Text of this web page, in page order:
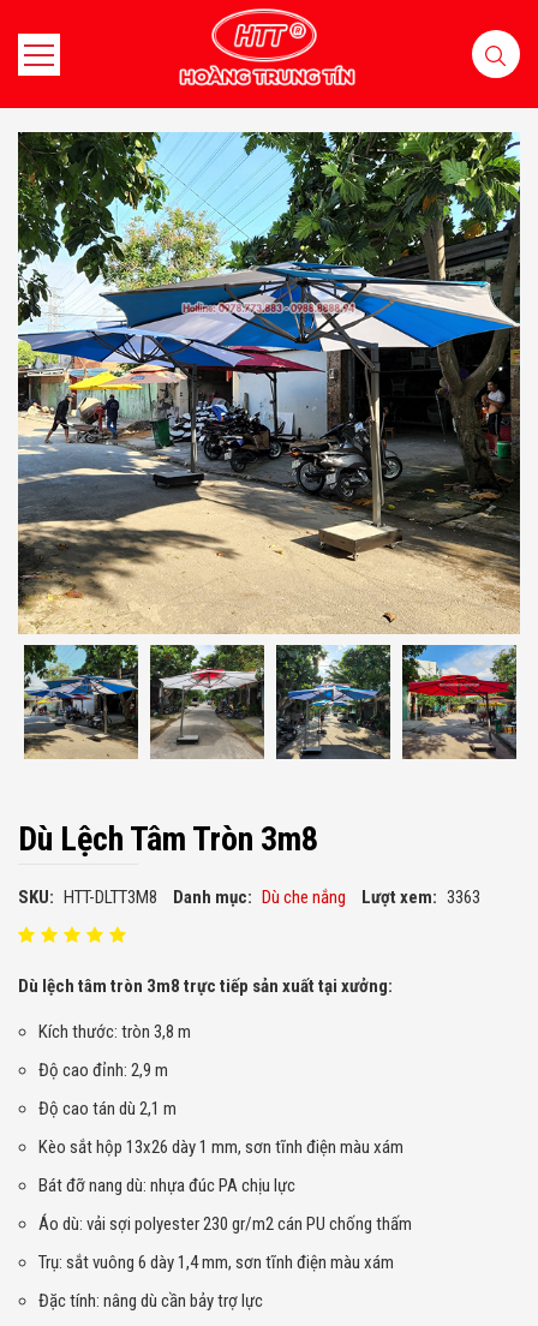
Dù Lệch Tâm Tròn 3m8
SKU: HTT-DLTT3M8 Danh mục: Dù che nắng Lượt xem: 3363
Dù lệch tâm tròn 3m8 trực tiếp sản xuất tại xưởng:
Kích thước: tròn 3,8 m
Độ cao đỉnh: 2,9 m
Độ cao tán dù 2,1 m
Kèo sắt hộp 13x26 dày 1 mm, sơn tĩnh điện màu xám
Bát đỡ nang dù: nhựa đúc PA chịu lực
Áo dù: vải sợi polyester 230 gr/m2 cán PU chống thấm
Trụ: sắt vuông 6 dày 1,4 mm, sơn tĩnh điện màu xám
Đặc tính: nâng dù cần bảy trợ lực